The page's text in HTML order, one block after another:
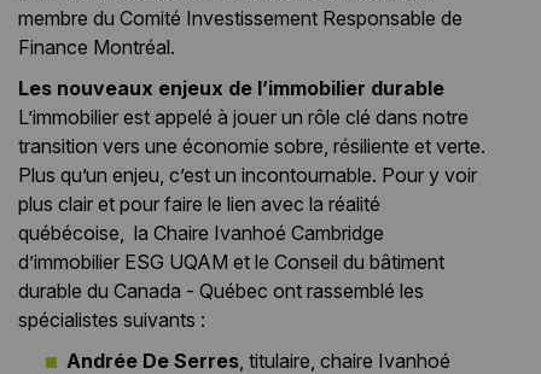
membre du Comité Investissement Responsable de
Finance Montréal.
Les nouveaux enjeux de l’immobilier durable
L’immobilier est appelé à jouer un rôle clé dans notre
transition vers une économie sobre, résiliente et verte.
Plus qu’un enjeu, c’est un incontournable. Pour y voir
plus clair et pour faire le lien avec la réalité
québécoise, la Chaire Ivanhoé Cambridge
d’immobilier ESG UQAM et le Conseil du bâtiment
durable du Canada - Québec ont rassemblé les
spécialistes suivants :
Andrée De Serres, titulaire, chaire Ivanhoé